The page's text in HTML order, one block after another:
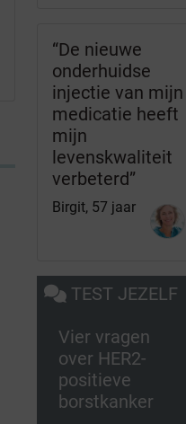
“De nieuwe
onderhuidse
injectie van mijn
medicatie heeft
mijn
levenskwaliteit
verbeterd”
Birgit, 57 jaar
TEST JEZELF
Vier vragen
over HER2-
positieve
borstkanker